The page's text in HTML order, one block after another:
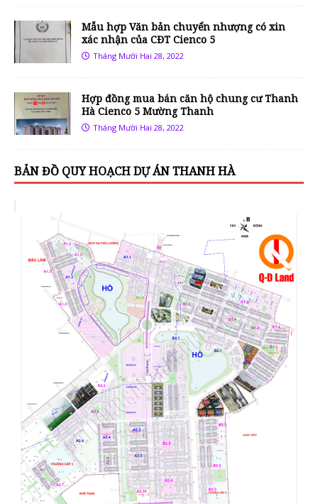
Mẫu hợp Văn bản chuyển nhượng có xin
xác nhận của CĐT Cienco 5
Tháng Mười Hai 28, 2022
Hợp đồng mua bán căn hộ chung cư Thanh
Hà Cienco 5 Mường Thanh
Tháng Mười Hai 28, 2022
BẢN ĐỒ QUY HOẠCH DỰ ÁN THANH HÀ